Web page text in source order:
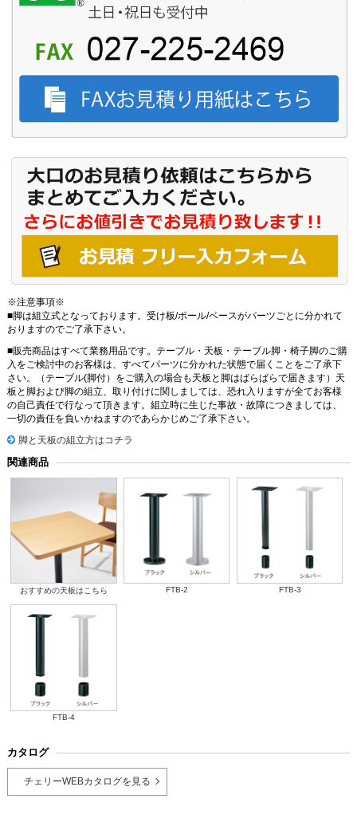
※注意事項※
■脚は組立式となっております。受け板/ポール/ベースがパーツごとに分かれて
おりますのでご了承下さい。
■販売商品はすべて業務用品です。テーブル・天板・テーブル脚・椅子脚のご購
入をご検討中のお客様は、すべてパーツに分かれた状態で届くことをご了承下
さい。（テーブル(脚付）をご購入の場合も天板と脚はばらばらで届きます）天
板と脚および脚の組立、取り付けに関しましては、恐れ入りますが全てお客様
の自己責任で行なって頂きます。組立時に生じた事故・故障につきましては、
一切の責任を負いかねますのであらかじめご了承下さい。
脚と天板の組立方はコチラ
関連商品
おすすめの天板はこちら FTB-2 FTB-3
FTB-4
カタログ
チェリーWEBカタログを見る